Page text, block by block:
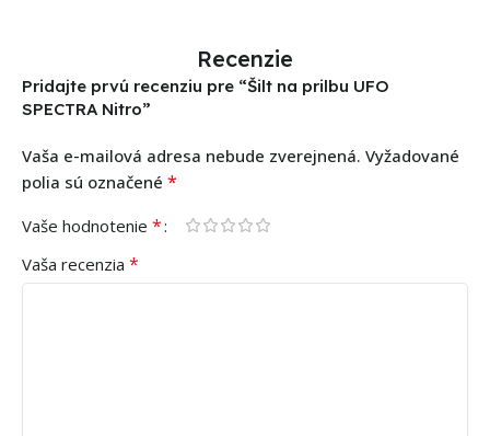
Recenzie
Pridajte prvú recenziu pre “Šilt na prilbu UFO
SPECTRA Nitro”
Vaša e-mailová adresa nebude zverejnená. Vyžadované
polia sú označené *
Vaše hodnotenie *
Vaša recenzia *